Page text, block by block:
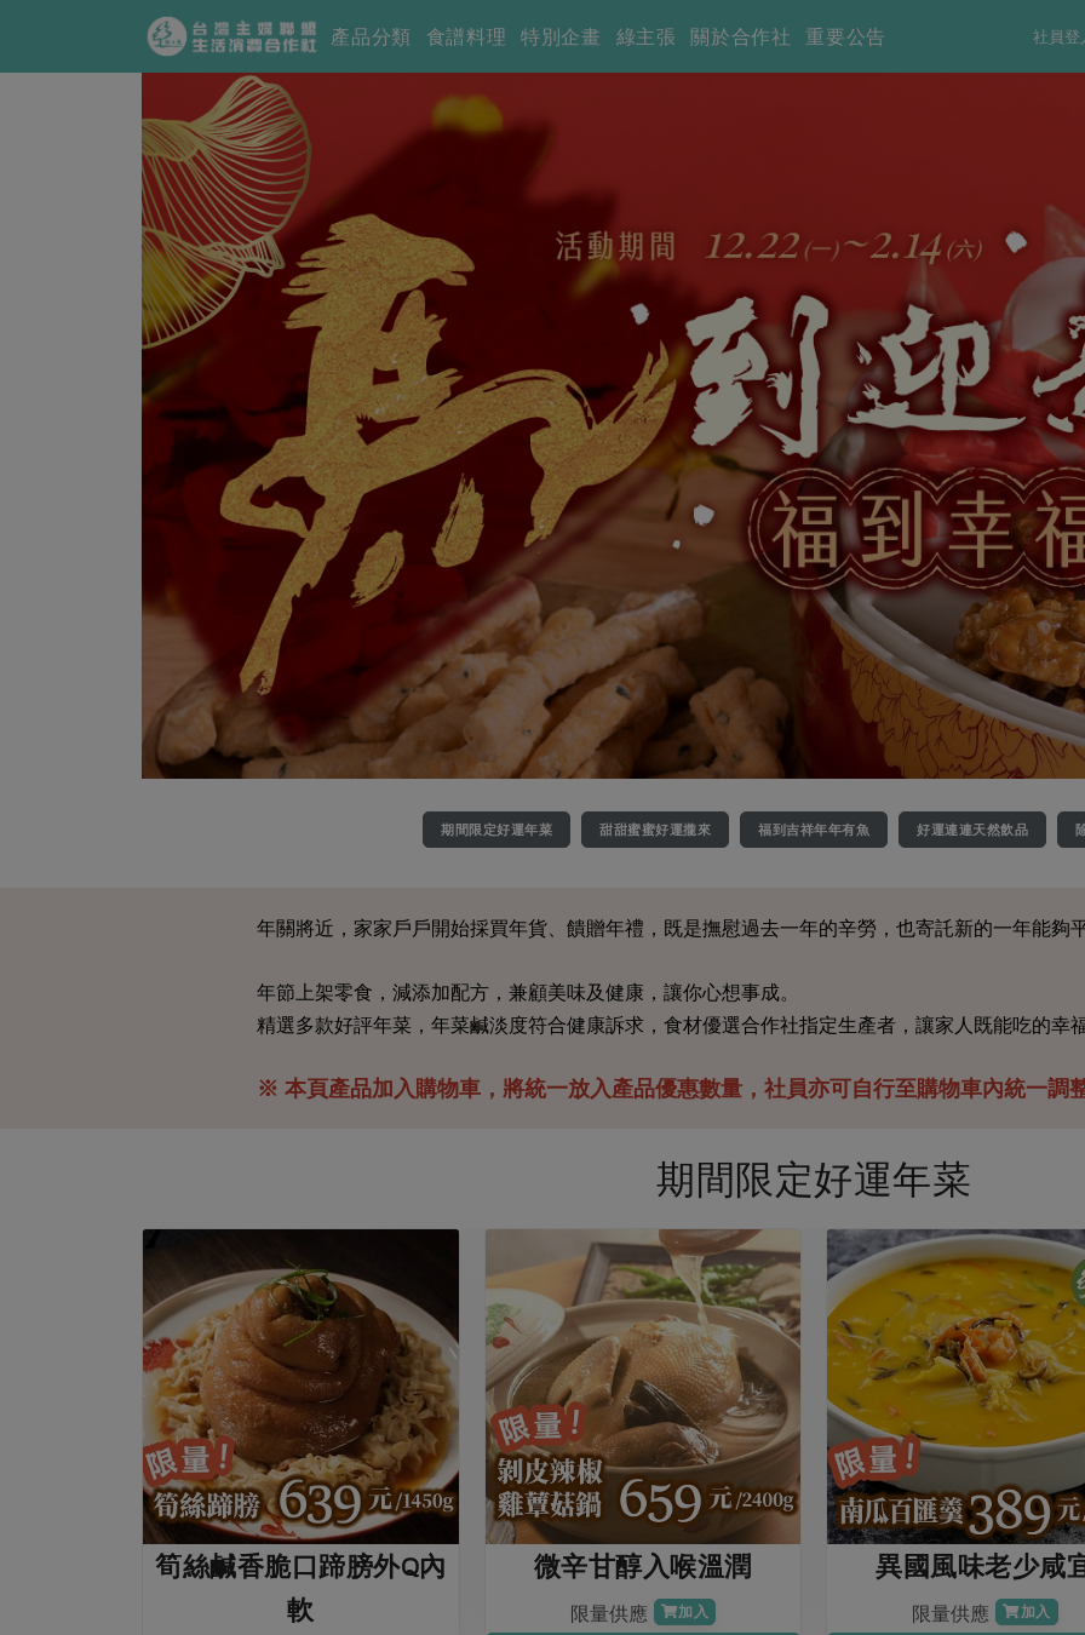
社員登
產品分類 食譜料理 特別企畫 綠主張 關於合作社 重要公告
期間限定好運年菜 甜甜蜜蜜好運攏來 福到吉祥年年有魚 好運連連天然飲品
年關將近，家家戶戶開始採買年貨、饋贈年禮，既是撫慰過去一年的辛勞，也寄託新的一年能夠
年節上架零食，減添加配方，兼顧美味及健康，讓你心想事成。
精選多款好評年菜，年菜鹹淡度符合健康訴求，食材優選合作社指定生產者，讓家人既能吃的幸
※ 本頁產品加入購物車，將統一放入產品優惠數量，社員亦可自行至購物車內統一調
期間限定好運年菜
筍絲鹹香脆口蹄膀外Q內
軟
微辛甘醇入喉溫潤
限量供應 加入
異國風味老少咸
限量供應 加入